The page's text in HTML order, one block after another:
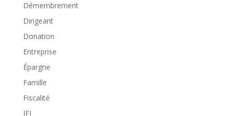
Démembrement
Dirigeant
Donation
Entreprise
Épargne
Famille
Fiscalité
IFI